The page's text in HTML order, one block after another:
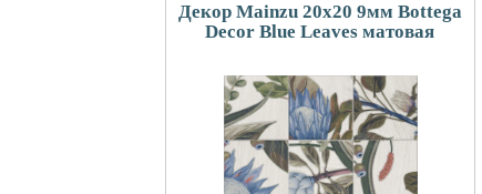
Декор Mainzu 20x20 9мм Bottega
Decor Blue Leaves матовая